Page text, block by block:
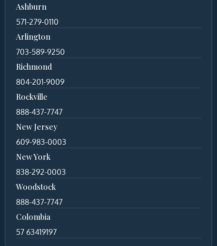
Ashburn
571-279-0110
Arlington
703-589-9250
Richmond
804-201-9009
Rockville
888-437-7747
New Jersey
609-983-0003
New York
838-292-0003
Woodstock
888-437-7747
Colombia
57 63419197